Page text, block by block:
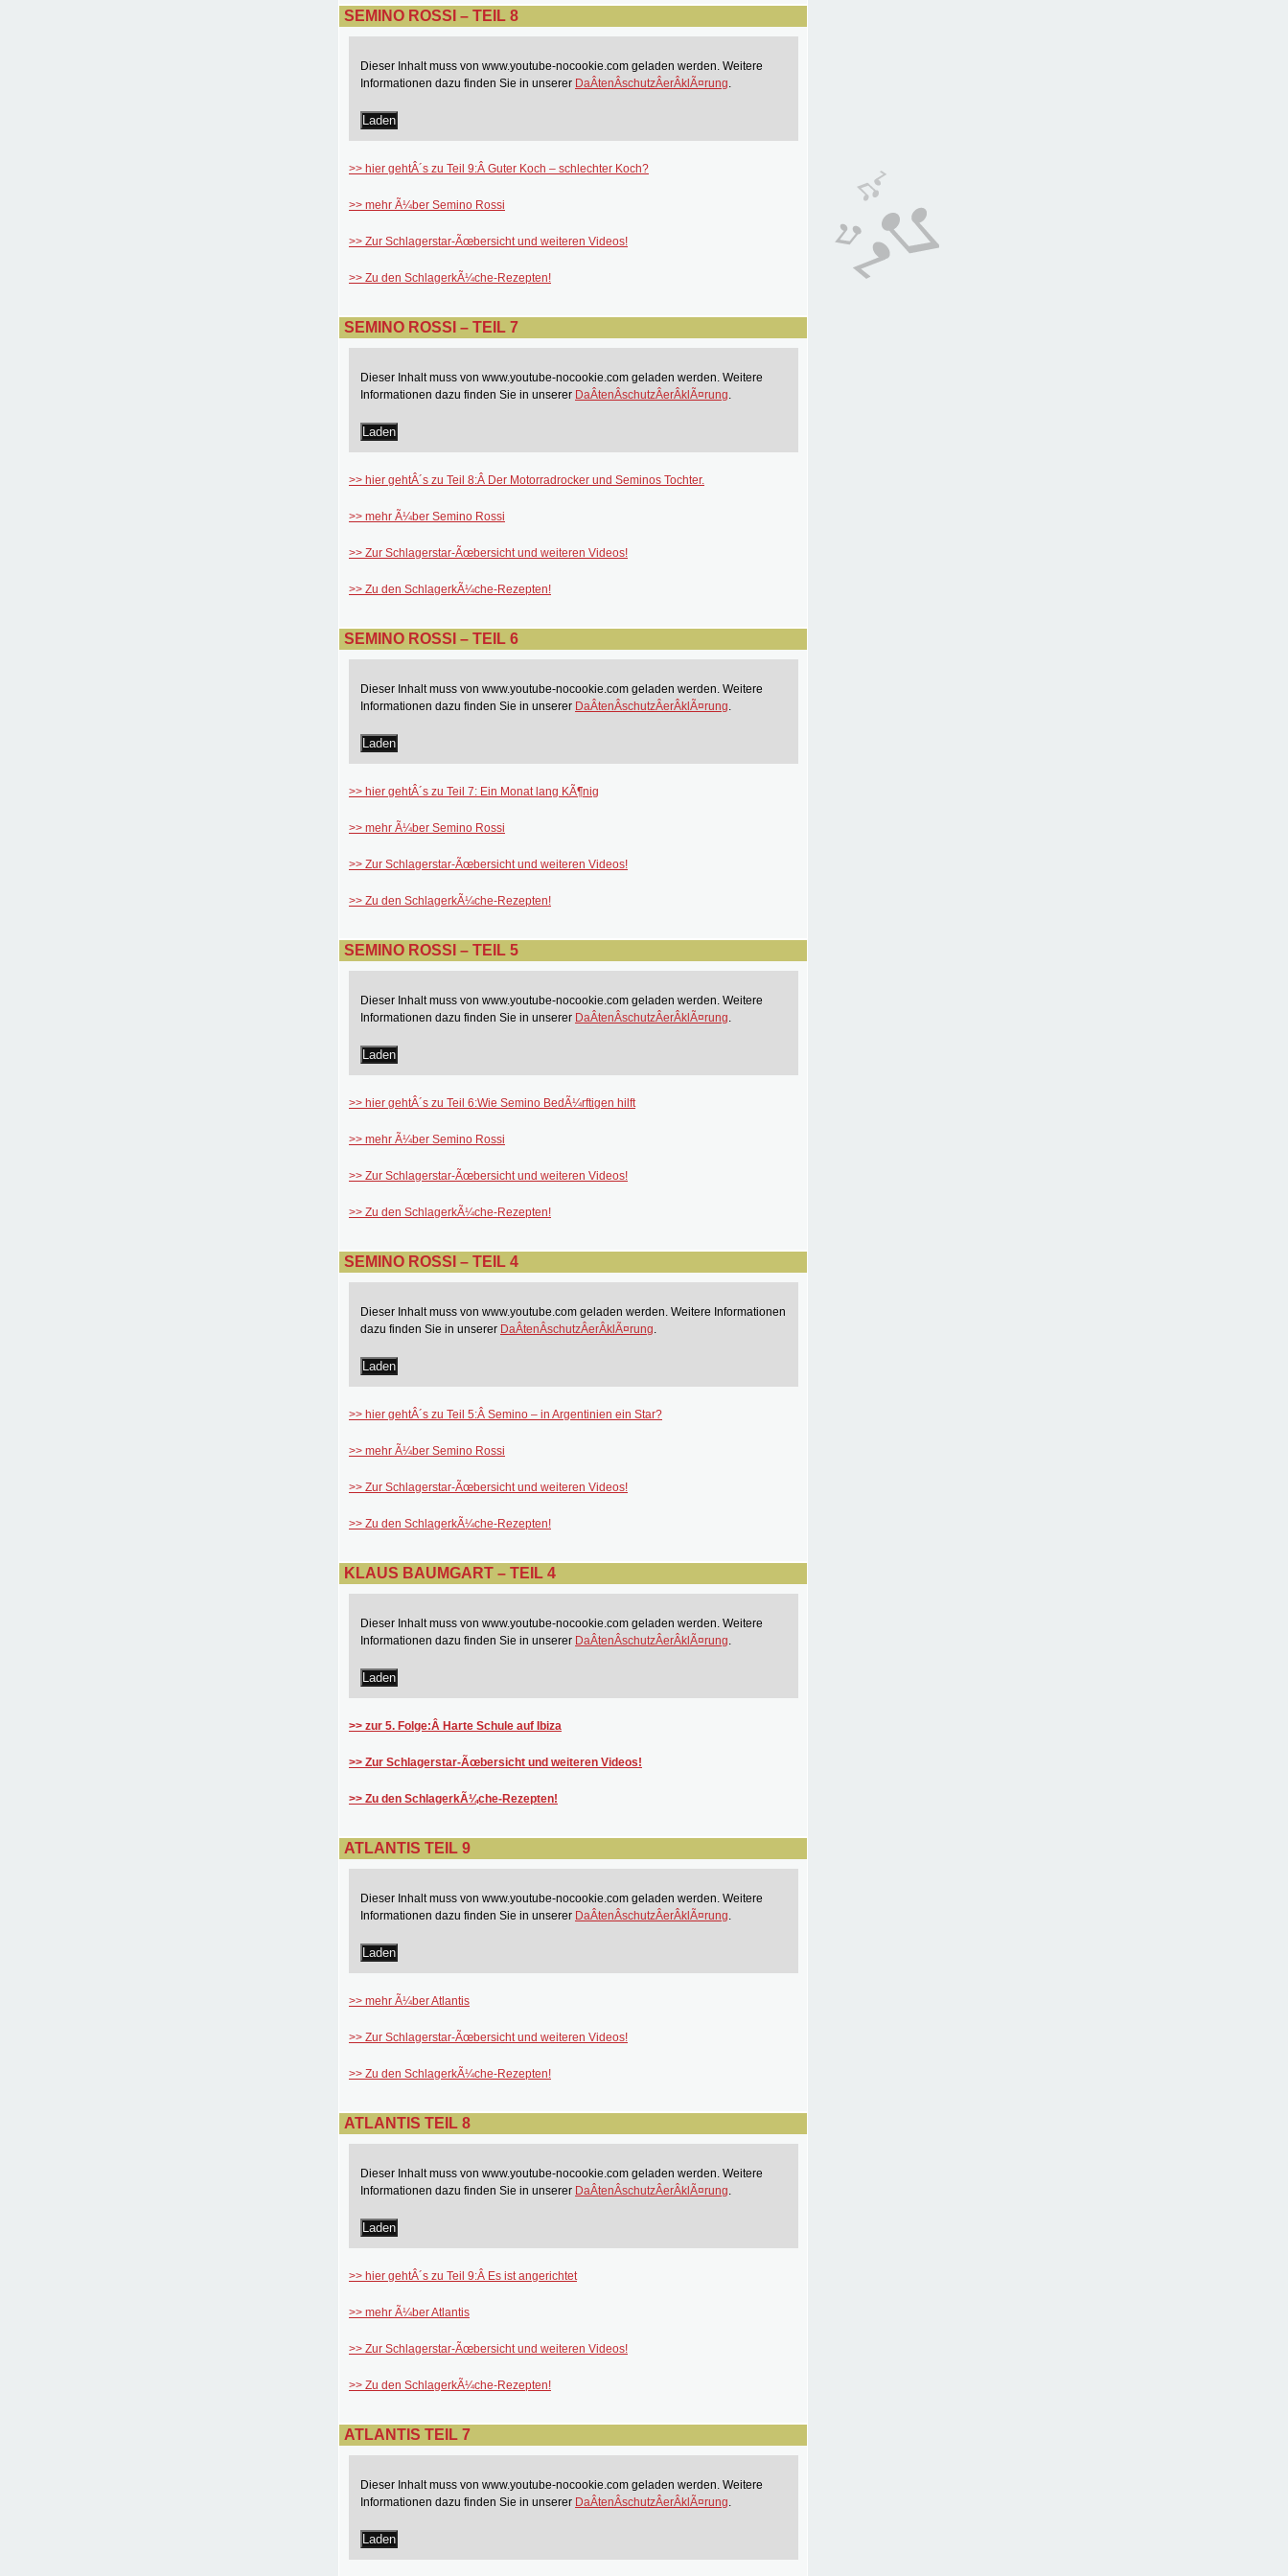
SEMINO ROSSI – TEIL 8
Dieser Inhalt muss von www.youtube-nocookie.com geladen werden. Weitere
Informationen dazu finden Sie in unserer DaÂ­tenÂ­schutzÂ­erÂ­klÃ¤rung.
Laden
>> hier gehtÂ´s zu Teil 9:Â Guter Koch – schlechter Koch?
>> mehr Ã¼ber Semino Rossi
>> Zur Schlagerstar-Ãœbersicht und weiteren Videos!
>> Zu den SchlagerkÃ¼che-Rezepten!
SEMINO ROSSI – TEIL 7
Dieser Inhalt muss von www.youtube-nocookie.com geladen werden. Weitere
Informationen dazu finden Sie in unserer DaÂ­tenÂ­schutzÂ­erÂ­klÃ¤rung.
Laden
>> hier gehtÂ´s zu Teil 8:Â Der Motorradrocker und Seminos Tochter.
>> mehr Ã¼ber Semino Rossi
>> Zur Schlagerstar-Ãœbersicht und weiteren Videos!
>> Zu den SchlagerkÃ¼che-Rezepten!
SEMINO ROSSI – TEIL 6
Dieser Inhalt muss von www.youtube-nocookie.com geladen werden. Weitere
Informationen dazu finden Sie in unserer DaÂ­tenÂ­schutzÂ­erÂ­klÃ¤rung.
Laden
>> hier gehtÂ´s zu Teil 7: Ein Monat lang KÃ¶nig
>> mehr Ã¼ber Semino Rossi
>> Zur Schlagerstar-Ãœbersicht und weiteren Videos!
>> Zu den SchlagerkÃ¼che-Rezepten!
SEMINO ROSSI – TEIL 5
Dieser Inhalt muss von www.youtube-nocookie.com geladen werden. Weitere
Informationen dazu finden Sie in unserer DaÂ­tenÂ­schutzÂ­erÂ­klÃ¤rung.
Laden
>> hier gehtÂ´s zu Teil 6:Wie Semino BedÃ¼rftigen hilft
>> mehr Ã¼ber Semino Rossi
>> Zur Schlagerstar-Ãœbersicht und weiteren Videos!
>> Zu den SchlagerkÃ¼che-Rezepten!
SEMINO ROSSI – TEIL 4
Dieser Inhalt muss von www.youtube.com geladen werden. Weitere Informationen
dazu finden Sie in unserer DaÂ­tenÂ­schutzÂ­erÂ­klÃ¤rung.
Laden
>> hier gehtÂ´s zu Teil 5:Â Semino – in Argentinien ein Star?
>> mehr Ã¼ber Semino Rossi
>> Zur Schlagerstar-Ãœbersicht und weiteren Videos!
>> Zu den SchlagerkÃ¼che-Rezepten!
KLAUS BAUMGART – TEIL 4
Dieser Inhalt muss von www.youtube-nocookie.com geladen werden. Weitere
Informationen dazu finden Sie in unserer DaÂ­tenÂ­schutzÂ­erÂ­klÃ¤rung.
Laden
>> zur 5. Folge:Â Harte Schule auf Ibiza
>> Zur Schlagerstar-Ãœbersicht und weiteren Videos!
>> Zu den SchlagerkÃ¼che-Rezepten!
ATLANTIS TEIL 9
Dieser Inhalt muss von www.youtube-nocookie.com geladen werden. Weitere
Informationen dazu finden Sie in unserer DaÂ­tenÂ­schutzÂ­erÂ­klÃ¤rung.
Laden
>> mehr Ã¼ber Atlantis
>> Zur Schlagerstar-Ãœbersicht und weiteren Videos!
>> Zu den SchlagerkÃ¼che-Rezepten!
ATLANTIS TEIL 8
Dieser Inhalt muss von www.youtube-nocookie.com geladen werden. Weitere
Informationen dazu finden Sie in unserer DaÂ­tenÂ­schutzÂ­erÂ­klÃ¤rung.
Laden
>> hier gehtÂ´s zu Teil 9:Â Es ist angerichtet
>> mehr Ã¼ber Atlantis
>> Zur Schlagerstar-Ãœbersicht und weiteren Videos!
>> Zu den SchlagerkÃ¼che-Rezepten!
ATLANTIS TEIL 7
Dieser Inhalt muss von www.youtube-nocookie.com geladen werden. Weitere
Informationen dazu finden Sie in unserer DaÂ­tenÂ­schutzÂ­erÂ­klÃ¤rung.
Laden